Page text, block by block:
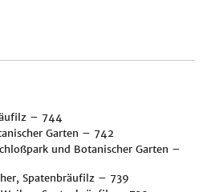
– 744
Garten – 742
und Botanischer Garten –
Spatenbräufilz – 739